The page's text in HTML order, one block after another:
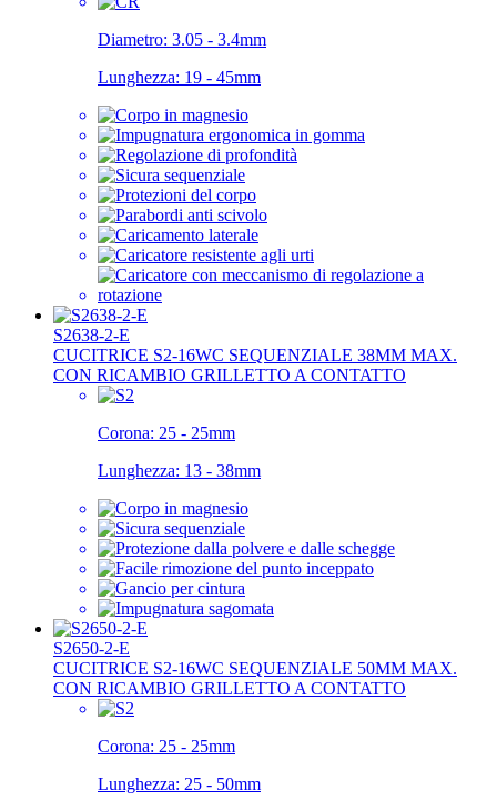
Diametro: 3.05 - 3.4mm
Lunghezza: 19 - 45mm
S2638-2-E
CUCITRICE S2-16WC SEQUENZIALE 38MM MAX.
CON RICAMBIO GRILLETTO A CONTATTO
Corona: 25 - 25mm
Lunghezza: 13 - 38mm
S2650-2-E
CUCITRICE S2-16WC SEQUENZIALE 50MM MAX.
CON RICAMBIO GRILLETTO A CONTATTO
Corona: 25 - 25mm
Lunghezza: 25 - 50mm